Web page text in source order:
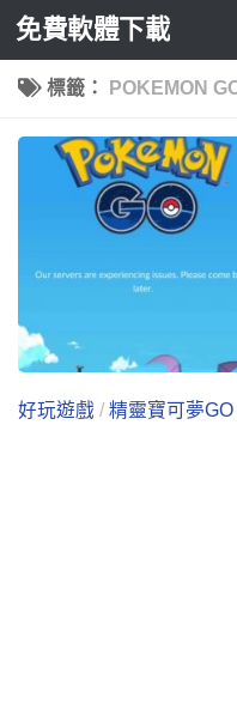
Skip to content
免費軟體下載
標籤： POKEMON
好玩遊戲 / 精靈寶可夢GO